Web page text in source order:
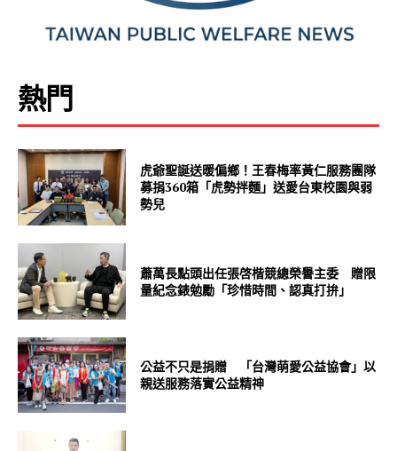
熱門
虎爺聖誕送暖偏鄉！王春梅率黃仁服務團隊
募捐360箱「虎勢拌麵」送愛台東校園與弱
勢兒
蕭萬長點頭出任張啓楷競總榮譽主委 贈限
量紀念錶勉勵「珍惜時間、認真打拚」
公益不只是捐贈 「台灣萌愛公益協會」以
親送服務落實公益精神